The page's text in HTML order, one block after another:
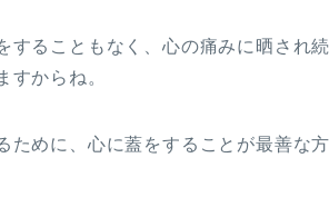
することもなく、心の痛みに晒され
すからね。
ために、心に蓋をすることが最善な